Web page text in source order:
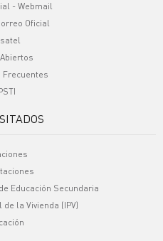
- Webmail
Oficial
Frecuentes
Educación Secundaria
la Vivienda (IPV)